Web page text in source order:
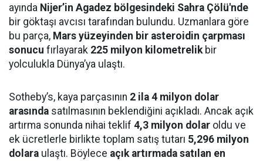
ayında Nijer’in Agadez bölgesindeki Sahra Çölü'nde
bir göktaşı avcısı tarafından bulundu. Uzmanlara göre
bu parça, Mars yüzeyinden bir asteroidin çarpması
sonucu fırlayarak 225 milyon kilometrelikbir
yolculukla Dünya’ya ulaştı.
Sotheby’s, kaya parçasının 2 ila 4 milyon dolar
arasında satılmasının beklendiğini açıkladı. Ancak açık
artırma sonunda nihai teklif 4,3 milyon dolar oldu ve
ek ücretlerle birlikte toplam satış tutarı 5,296 milyon
dolara ulaştı. Böylece açık artırmada satılan en